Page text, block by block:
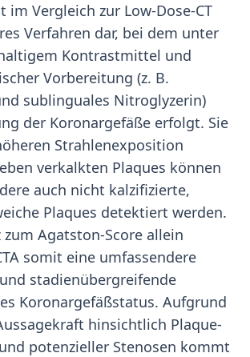
im Vergleich zur Low-Dose-CT
Verfahren dar, bei dem unter
Kontrastmittel und
Vorbereitung (z. B.
sublinguales Nitroglyzerin)
der Koronargefäße erfolgt. Sie
Strahlenexposition
verkalkten Plaques können
auch nicht kalzifizierte,
Plaques detektiert werden.
zum Agatston-Score allein
somit eine umfassendere
stadienübergreifende
Koronargefäßstatus. Aufgrund
hinsichtlich Plaque-
potenzieller Stenosen kommt